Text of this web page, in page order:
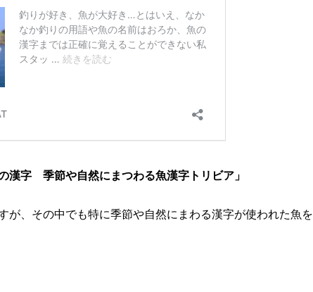
漢字 季節や自然にまつわる魚漢字トリビア」
が、その中でも特に季節や自然にまわる漢字が使われた魚を